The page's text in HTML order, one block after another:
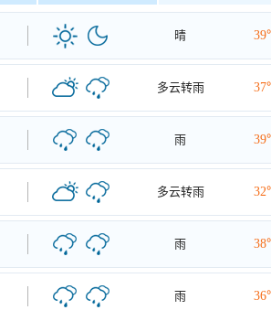
晴
多云转雨
雨
多云转雨
雨
雨